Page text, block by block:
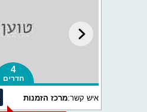
4
חדרים
איש קשר:מרכז הזמנות